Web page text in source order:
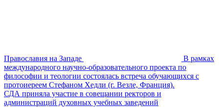
Православия на Западе
В рамках
международного научно-образовательного проекта по
философии и теологии состоялась встреча обучающихся с
протоиереем Стефаном Хедли (г. Везле, Франция).
СДА приняла участие в совещании ректоров и
администраций духовных учебных заведений